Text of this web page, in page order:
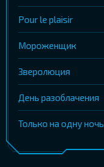
Pour le plaisir
Мороженщик
Зверолюция
День разоблачения
Только на одну ночь